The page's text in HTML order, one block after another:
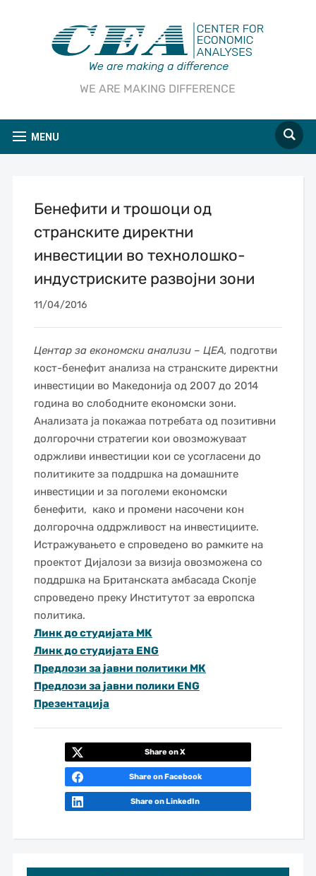
WE ARE MAKING DIFFERENCE
MENU
Бенефити и трошоци од
странските директни
инвестиции во технолошко-
индустриските развојни зони
11/04/2016
Центар за економски анализи – ЦЕА, подготви
кост-бенефит анализа на странските директни
инвестиции во Македонија од 2007 до 2014
година во слободните економски зони.
Анализата ја покажаа потребата од позитивни
долгорочни стратегии кои овозможуваат
одржливи инвестиции кои се усогласени до
политиките за поддршка на домашните
инвестиции и за поголеми економски
бенефити, како и промени насочени кон
долгорочна оддржливост на инвестициите.
Истражувањето е спроведено во рамките на
проектот Дијалози за визија овозможена со
поддршка на Британската амбасада Скопје
спроведено преку Институтот за европска
политика.
Линк до студијата МК
Линк до студијата ENG
Предлози за јавни политики МК
Предлози за јавни полики ENG
Презентација
Share on X
Share on Facebook
Share on LinkedIn